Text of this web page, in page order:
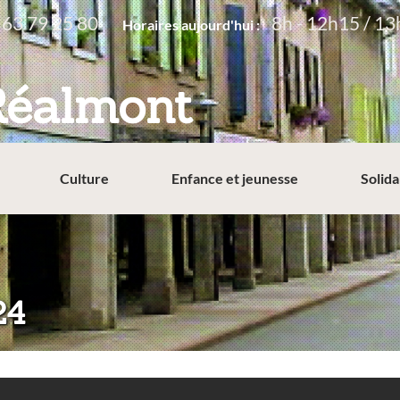
79 25 80 Horaires aujourd'hui : 8h - 12h15 /
Culture Enfance et jeunesse